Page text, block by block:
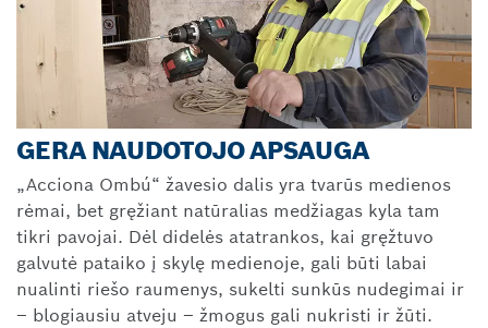
GERA NAUDOTOJO APSAUGA
„Acciona Ombú“ žavesio dalis yra tvarūs medienos
rėmai, bet gręžiant natūralias medžiagas kyla tam
tikri pavojai. Dėl didelės atatrankos, kai gręžtuvo
galvutė pataiko į skylę medienoje, gali būti labai
nualinti riešo raumenys, sukelti sunkūs nudegimai ir
– blogiausiu atveju – žmogus gali nukristi ir žūti.